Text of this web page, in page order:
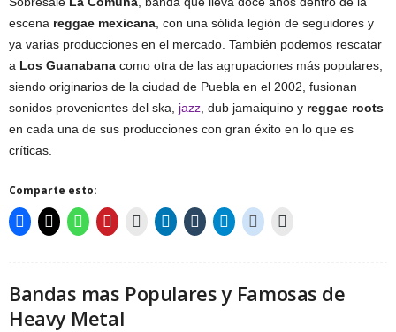
escena reggae mexicana , con una sólida legión de seguidores y
ya varias producciones en el mercado. También podemos rescatar
a Los Guanabana como otra de las agrupaciones más populares,
siendo originarios de la ciudad de Puebla en el 2002, fusionan
sonidos provenientes del ska, jazz , dub jamaiquino y reggae roots
en cada una de sus producciones con gran éxito en lo que es
críticas.
Comparte esto:
Bandas mas Populares y Famosas de
Heavy Metal